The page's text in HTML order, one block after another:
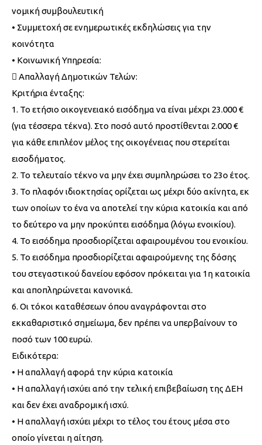
νομική συμβουλευτική
• Συμμετοχή σε ενημερωτικές εκδηλώσεις για την
κοινότητα
• Κοινωνική Υπηρεσία:
 Απαλλαγή Δημοτικών Τελών:
Κριτήρια ένταξης:
1. Το ετήσιο οικογενειακό εισόδημα να είναι μέχρι 23.000 €
(για τέσσερα τέκνα). Στο ποσό αυτό προστίθενται 2.000 €
για κάθε επιπλέον μέλος της οικογένειας που στερείται
εισοδήματος.
2. Το τελευταίο τέκνο να μην έχει συμπληρώσει το 23ο έτος.
3. Το πλαφόν ιδιοκτησίας ορίζεται ως μέχρι δύο ακίνητα, εκ
των οποίων το ένα να αποτελεί την κύρια κατοικία και από
το δεύτερο να μην προκύπτει εισόδημα (λόγω ενοικίου).
4. Το εισόδημα προσδιορίζεται αφαιρουμένου του ενοικίου.
5. Το εισόδημα προσδιορίζεται αφαιρούμενης της δόσης
του στεγαστικού δανείου εφόσον πρόκειται για 1η κατοικία
και αποπληρώνεται κανονικά.
6. Οι τόκοι καταθέσεων όπου αναγράφονται στο
εκκαθαριστικό σημείωμα, δεν πρέπει να υπερβαίνουν το
ποσό των 100 ευρώ.
Ειδικότερα:
• Η απαλλαγή αφορά την κύρια κατοικία
• Η απαλλαγή ισχύει από την τελική επιβεβαίωση της ΔΕΗ
και δεν έχει αναδρομική ισχύ.
• Η απαλλαγή ισχύει μέχρι το τέλος του έτους μέσα στο
οποίο γίνεται η αίτηση.